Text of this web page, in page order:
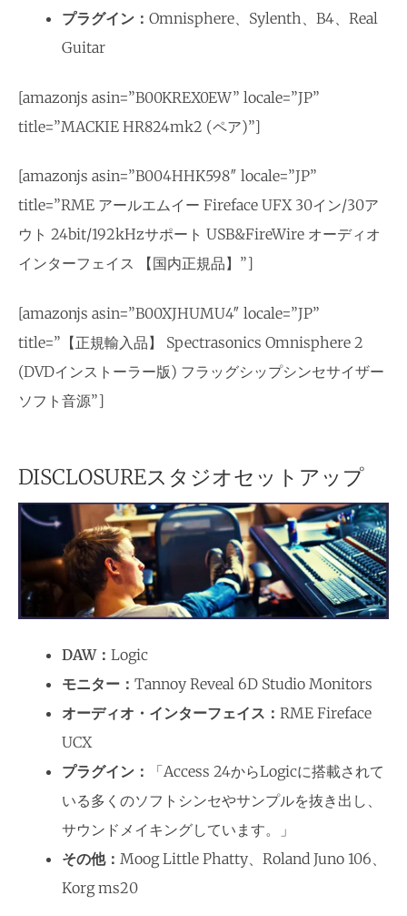
プラグイン： Omnisphere、Sylenth、B4、Real
Guitar
[amazonjs asin=”B00KREX0EW” locale=”JP”
title=”MACKIE HR824mk2 (ペア)”]
[amazonjs asin=”B004HHK598″ locale=”JP”
title=”RME アールエムイー Fireface UFX 30イン/30ア
ウト 24bit/192kHzサポート USB&FireWire オーディオ
インターフェイス 【国内正規品】”]
[amazonjs asin=”B00XJHUMU4″ locale=”JP”
title=”【正規輸入品】 Spectrasonics Omnisphere 2
(DVDインストーラー版) フラッグシップシンセサイザー
ソフト音源”]
DISCLOSUREスタジオセットアップ
DAW： Logic
モニター： Tannoy Reveal 6D Studio Monitors
オーディオ・インターフェイス： RME Fireface
UCX
プラグイン：
「Access 24からLogicに搭載されて
いる多くのソフトシンセやサンプルを抜き出し、
サウンドメイキングしています。」
その他： Moog Little Phatty、Roland Juno 106、
Korg ms20